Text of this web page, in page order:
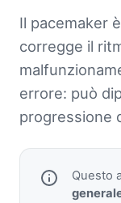
Il pacemaker
corregge il
errore: può
progressione
Questo